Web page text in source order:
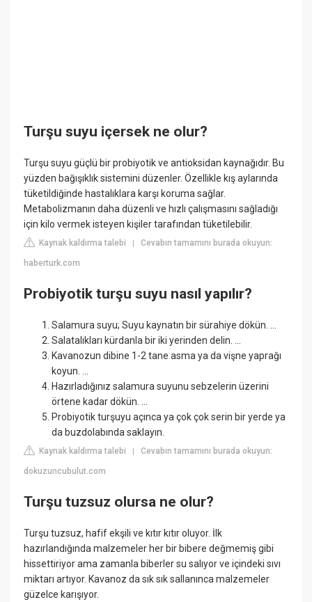
Turşu suyu içersek ne olur?
Turşu suyu güçlü bir probiyotik ve antioksidan kaynağıdır. Bu
yüzden bağışıklık sistemini düzenler. Özellikle kış aylarında
tüketildiğinde hastalıklara karşı koruma sağlar.
Metabolizmanın daha düzenli ve hızlı çalışmasını sağladığı
için kilo vermek isteyen kişiler tarafından tüketilebilir.
Kaynak kaldırma talebi |Cevabın tamamını burada okuyun:
haberturk.com
Probiyotik turşu suyu nasıl yapılır?
Salamura suyu; Suyu kaynatın bir sürahiye dökün. ...
Salatalıkları kürdanla bir iki yerinden delin. ...
Kavanozun dibine 1-2 tane asma ya da vişne yaprağı
koyun. ...
Hazırladığınız salamura suyunu sebzelerin üzerini
örtene kadar dökün. ...
Probiyotik turşuyu açınca ya çok çok serin bir yerde ya
da buzdolabında saklayın.
Kaynak kaldırma talebi |Cevabın tamamını burada okuyun:
dokuzuncubulut.com
Turşu tuzsuz olursa ne olur?
Turşu tuzsuz, hafif ekşili ve kıtır kıtır oluyor. İlk
hazırlandığında malzemeler her bir bibere değmemiş gibi
hissettiriyor ama zamanla biberler su salıyor ve içindeki sıvı
miktarı artıyor. Kavanoz da sık sık sallanınca malzemeler
güzelce karışıyor.